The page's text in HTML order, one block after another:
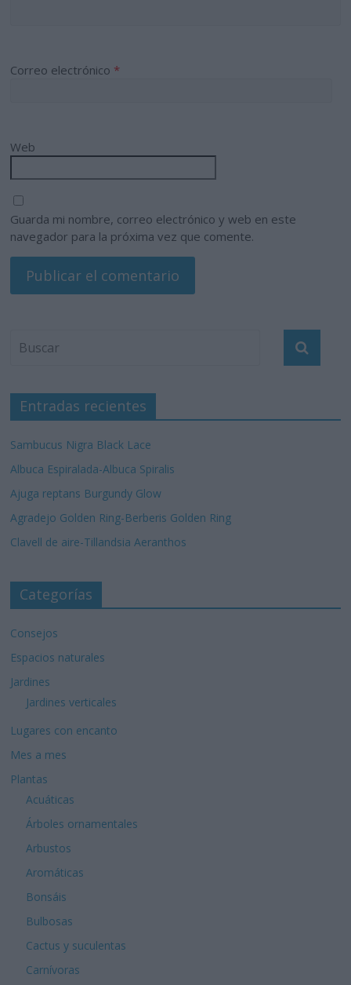
Correo electrónico *
Web
Guarda mi nombre, correo electrónico y web en este
navegador para la próxima vez que comente.
Entradas recientes
Sambucus Nigra Black Lace
Albuca Espiralada-Albuca Spiralis
Ajuga reptans Burgundy Glow
Agradejo Golden Ring-Berberis Golden Ring
Clavell de aire-Tillandsia Aeranthos
Categorías
Consejos
Espacios naturales
Jardines
Jardines verticales
Lugares con encanto
Mes a mes
Plantas
Acuáticas
Árboles ornamentales
Arbustos
Aromáticas
Bonsáis
Bulbosas
Cactus y suculentas
Carnívoras